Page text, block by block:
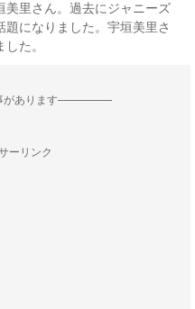
美里さん。過去にジャニーズ
になりました。宇垣美里さ
た。
あります--------------------
ーリンク